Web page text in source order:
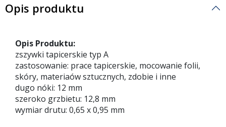
Opis produktu
Opis Produktu:
zszywki tapicerskie typ A
zastosowanie: prace tapicerskie, mocowanie folii,
skóry, materiaów sztucznych, zdobie i inne
dugo nóki: 12 mm
szeroko grzbietu: 12,8 mm
wymiar drutu: 0,65 x 0,95 mm